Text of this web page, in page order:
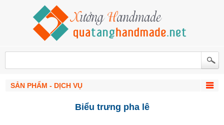
SẢN PHẨM - DỊCH VỤ
Biểu trưng pha lê